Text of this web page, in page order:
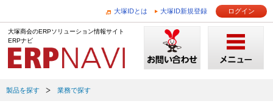
大塚IDとは 大塚ID新規登録 ログイン
大塚商会のERPソリューション情報サイト
ERPナビ
製品を探す 業務で探す